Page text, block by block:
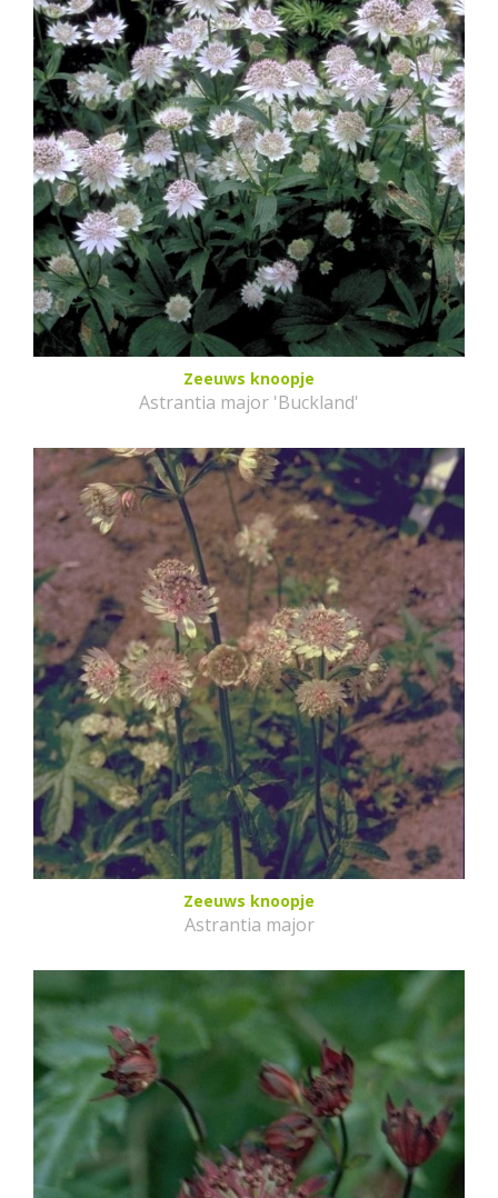
Zeeuws knoopje
Astrantia major 'Buckland'
Zeeuws knoopje
Astrantia major